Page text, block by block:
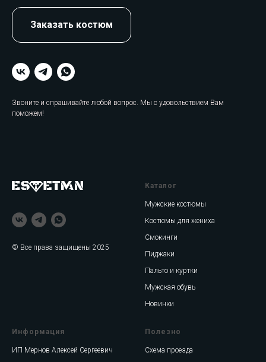
Заказать костюм
Звоните и спрашивайте любой вопрос. Мы с удовольствием Вам
поможем!
© Все права защищены 2025
Каталог
Мужские костюмы
Костюмы для жениха
Смокинги
Пиджаки
Пальто и куртки
Мужская обувь
Новинки
Информация
ИП Мернов Алексей Сергеевич
Полезно
Схема проезда